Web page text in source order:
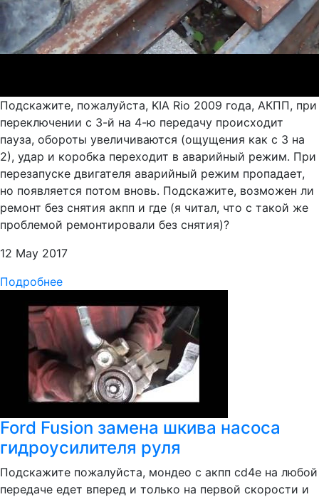
Подскажите, пожалуйста, KIA Rio 2009 года, АКПП, при
переключении с 3-й на 4-ю передачу происходит
пауза, обороты увеличиваются (ощущения как с 3 на
2), удар и коробка переходит в аварийный режим. При
перезапуске двигателя аварийный режим пропадает,
но появляется потом вновь. Подскажите, возможен ли
ремонт без снятия акпп и где (я читал, что с такой же
проблемой ремонтировали без снятия)?
12 May 2017
Подробнее
Ford Fusion замена шкива насоса
гидроусилителя руля
Подскажите пожалуйста, мондео с акпп cd4e на любой
передаче едет вперед и только на первой скорости и